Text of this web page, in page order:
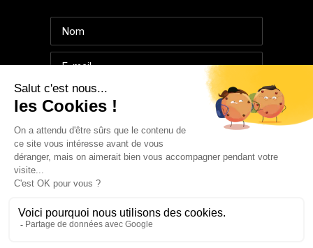
© 2025 collectifemmaroux.com | Tous droits réservés.
Mentions légales|Confidentialité